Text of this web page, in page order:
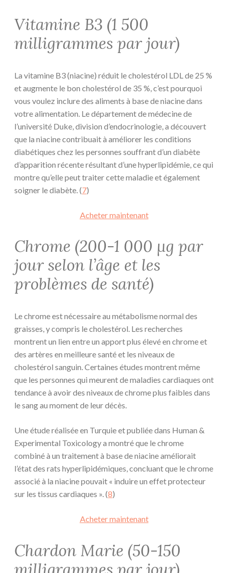
Vitamine B3 (1 500
milligrammes par jour)
La vitamine B3 (niacine) réduit le cholestérol LDL de 25 %
et augmente le bon cholestérol de 35 %, c’est pourquoi
vous voulez inclure des aliments à base de niacine dans
votre alimentation. Le département de médecine de
l’université Duke, division d’endocrinologie, a découvert
que la niacine contribuait à améliorer les conditions
diabétiques chez les personnes souffrant d’un diabète
d’apparition récente résultant d’une hyperlipidémie, ce qui
montre qu’elle peut traiter cette maladie et également
soigner le diabète. (7)
Acheter maintenant
Chrome (200-1 000 µg par
jour selon l’âge et les
problèmes de santé)
Le chrome est nécessaire au métabolisme normal des
graisses, y compris le cholestérol. Les recherches
montrent un lien entre un apport plus élevé en chrome et
des artères en meilleure santé et les niveaux de
cholestérol sanguin. Certaines études montrent même
que les personnes qui meurent de maladies cardiaques ont
tendance à avoir des niveaux de chrome plus faibles dans
le sang au moment de leur décès.
Une étude réalisée en Turquie et publiée dans Human &
Experimental Toxicology a montré que le chrome
combiné à un traitement à base de niacine améliorait
l’état des rats hyperlipidémiques, concluant que le chrome
associé à la niacine pouvait « induire un effet protecteur
sur les tissus cardiaques ». (8)
Acheter maintenant
Chardon Marie (50-150